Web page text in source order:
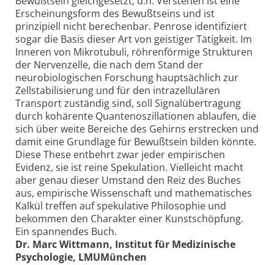
Erscheinungsform des Bewußtseins und ist
prinzipiell nicht berechenbar. Penrose identifiziert
sogar die Basis dieser Art von geistiger Tätigkeit. Im
Inneren von Mikrotubuli, röhrenförmige Strukturen
der Nervenzelle, die nach dem Stand der
neurobiologischen Forschung hauptsächlich zur
Zellstabilisierung und für den intrazellulären
Transport zuständig sind, soll Signalübertragung
durch kohärente Quantenoszillationen ablaufen, die
sich über weite Bereiche des Gehirns erstrecken und
damit eine Grundlage für Bewußtsein bilden könnte.
Diese These entbehrt zwar jeder empirischen
Evidenz, sie ist reine Spekulation. Vielleicht macht
aber genau dieser Umstand den Reiz des Buches
aus, empirische Wissenschaft und mathematisches
Kalkül treffen auf spekulative Philosophie und
bekommen den Charakter einer Kunstschöpfung.
Ein spannendes Buch.
Dr. Marc Wittmann, Institut für Medizinische
Psychologie, LMUMünchen